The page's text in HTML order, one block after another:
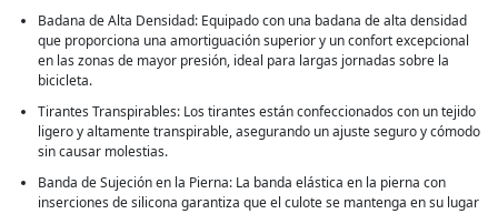
Badana de Alta Densidad: Equipado con una badana de alta densidad
que proporciona una amortiguación superior y un confort excepcional
en las zonas de mayor presión, ideal para largas jornadas sobre la
bicicleta.
Tirantes Transpirables: Los tirantes están confeccionados con un tejido
ligero y altamente transpirable, asegurando un ajuste seguro y cómodo
sin causar molestias.
Banda de Sujeción en la Pierna: La banda elástica en la pierna con
inserciones de silicona garantiza que el culote se mantenga en su lugar